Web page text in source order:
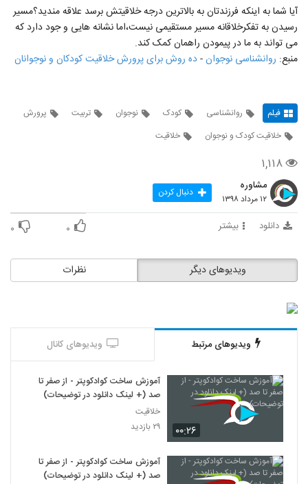
آیا شما به اینکه فرزندتان به بالاترین درجه خلاقیتش برسد علاقه مندید؟مسیر
رسیدن به تفکرخلاقانه مسیر مستقیمی نیست،اما نشانه هایی و جود دارد که
می تواند به ما در پیمودن راهمان کمک کند.
منبع: روانشناسی نوجوان-ده روش برای پرورش خلاقیت کودکان و نوجوانان
فیلم روانشناسی کودک نوجوان تربیت
پرورش
خلاقیت کودک و نوجوان
خلاقیت
۱,۱۱۸
مشاوره
۱۲ مرداد ۱۳۹۸ دنبال کردن
دانلود بیشتر ۰ ۰
نظرات ویدیوهای دیگر
ویدیوهای مرتبط ویدیوهای کانال
۰۰:۲۶
آموزش ساخت کوادکوپتر - از صفر تا
صد (+ لینک دانلود در توضیحات)
خلاقیت
۲۹ بازدید
آموزش ساخت کوادکوپتر - از صفر تا
صد (+ لینک دانلود در توضیحات)